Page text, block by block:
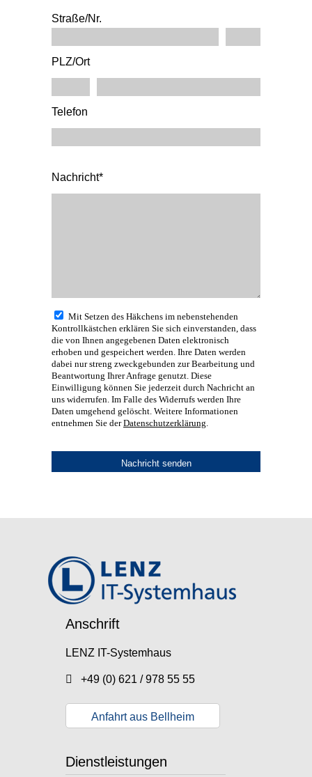
Straße/Nr.
PLZ/Ort
Telefon
Nachricht*
Mit Setzen des Häkchens im nebenstehenden
Kontrollkästchen erklären Sie sich einverstanden, dass
die von Ihnen angegebenen Daten elektronisch
erhoben und gespeichert werden. Ihre Daten werden
dabei nur streng zweckgebunden zur Bearbeitung und
Beantwortung Ihrer Anfrage genutzt. Diese
Einwilligung können Sie jederzeit durch Nachricht an
uns widerrufen. Im Falle des Widerrufs werden Ihre
Daten umgehend gelöscht. Weitere Informationen
entnehmen Sie derDatenschutzerklärung
Anschrift
LENZ IT-Systemhaus
+49 (0) 621 / 978 55 55
Anfahrt aus Bellheim
Dienstleistungen